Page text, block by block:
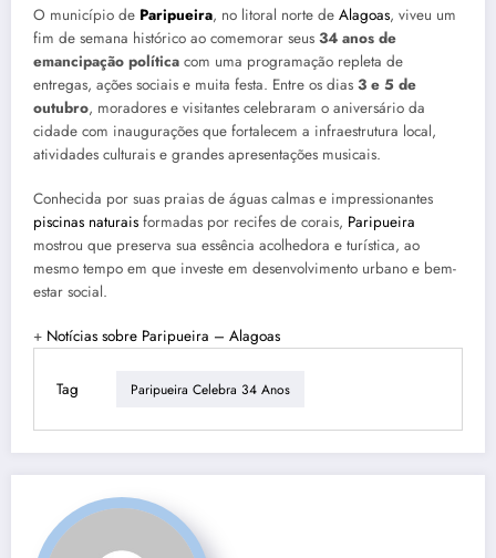
O município de Paripueira, no litoral norte de Alagoas, viveu um
fim de semana histórico ao comemorar seus 34 anos de
emancipação política com uma programação repleta de
entregas, ações sociais e muita festa. Entre os dias 3 e 5 de
outubro, moradores e visitantes celebraram o aniversário da
cidade com inaugurações que fortalecem a infraestrutura local,
atividades culturais e grandes apresentações musicais.
Conhecida por suas praias de águas calmas e impressionantes
piscinas naturais formadas por recifes de corais, Paripueira
mostrou que preserva sua essência acolhedora e turística, ao
mesmo tempo em que investe em desenvolvimento urbano e bem-
estar social.
+ Notícias sobre Paripueira – Alagoas
Tag Paripueira Celebra 34 Anos